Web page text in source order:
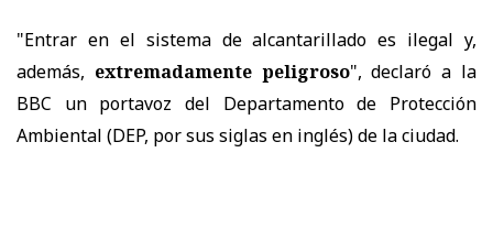
"Entrar en el sistema de alcantarillado es ilegal y,
además, extremadamente peligroso", declaró a la
BBC un portavoz del Departamento de Protección
Ambiental (DEP, por sus siglas en inglés) de la ciudad.